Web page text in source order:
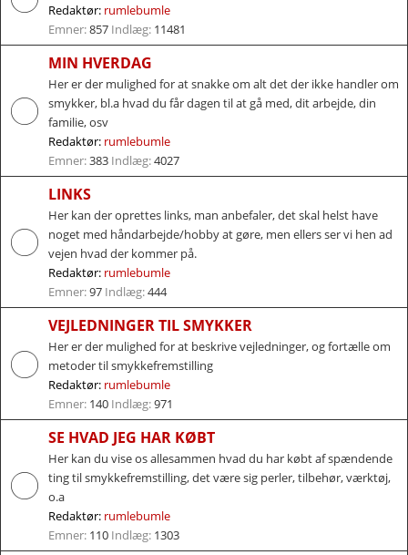
Redaktør: rumlebumle
Emner:857 Indlæg: 11481
MIN HVERDAG
Her er der mulighed for at snakke om alt det der ikke handler om
smykker, bl.a hvad du får dagen til at gå med, dit arbejde, din
familie, osv
Redaktør: rumlebumle
Emner:383 Indlæg:4027
LINKS
Her kan der oprettes links, man anbefaler, det skal helst have
noget med håndarbejde/hobby at gøre, men ellers ser vi hen ad
vejen hvad der kommer på.
Redaktør: rumlebumle
Emner:97 Indlæg:444
VEJLEDNINGER TIL SMYKKER
Her er der mulighed for at beskrive vejledninger, og fortælle om
metoder til smykkefremstilling
Redaktør: rumlebumle
Emner: 140 Indlæg:971
SE HVAD JEG HAR KØBT
Her kan du vise os allesammen hvad du har købt af spændende
ting til smykkefremstilling, det være sig perler, tilbehør, værktøj,
o.a
Redaktør: rumlebumle
Emner: 110 Indlæg: 1303